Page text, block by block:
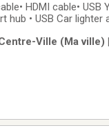
HDMI cable•
hub • USB Car
is Ville (Ma ville)